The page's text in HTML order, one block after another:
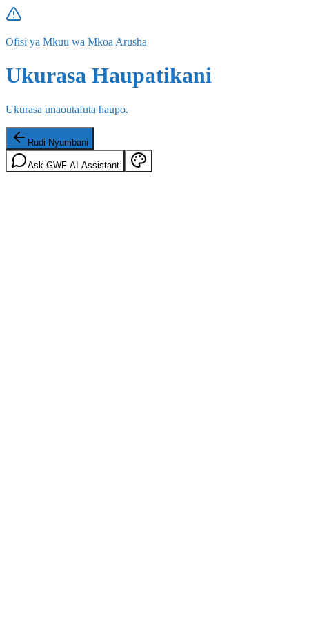
Ofisi ya Mkuu wa Mkoa Arusha
Ukurasa Haupatikani
Ukurasa unaoutafuta haupo.
Rudi Nyumbani
Ask GWF AI Assistant